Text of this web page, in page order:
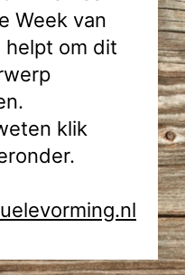
Week van
helpt om dit
klik